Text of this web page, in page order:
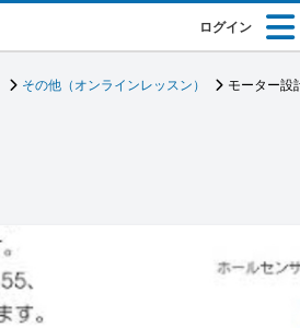
ログイン
その他（オンラインレッスン） モーター設